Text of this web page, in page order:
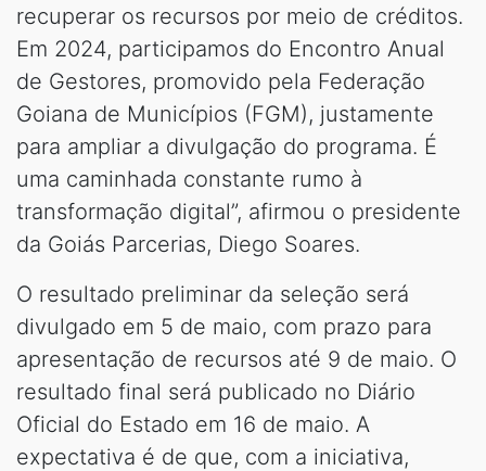
recuperar os recursos por meio de créditos.
Em 2024, participamos do Encontro Anual
de Gestores, promovido pela Federação
Goiana de Municípios (FGM), justamente
para ampliar a divulgação do programa. É
uma caminhada constante rumo à
transformação digital”, afirmou o presidente
da Goiás Parcerias, Diego Soares.
O resultado preliminar da seleção será
divulgado em 5 de maio, com prazo para
apresentação de recursos até 9 de maio. O
resultado final será publicado no Diário
Oficial do Estado em 16 de maio. A
expectativa é de que, com a iniciativa,